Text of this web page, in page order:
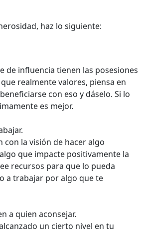
haz lo siguiente:
de influencia tienen las posesiones
realmente valores, piensa en
con eso y dáselo. Si lo
es mejor.
con la visión de hacer algo
que impacte positivamente la
recursos para que lo pueda
a trabajar por algo que te
a quien aconsejar.
un cierto nivel en tu